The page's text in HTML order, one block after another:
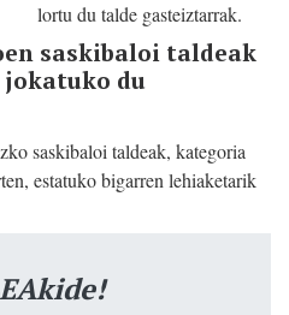
lortu du talde gasteiztarrak.
saskibaloi taldeak
du
saskibaloi taldeak, kategoria
estatuko bigarren lehiaketarik